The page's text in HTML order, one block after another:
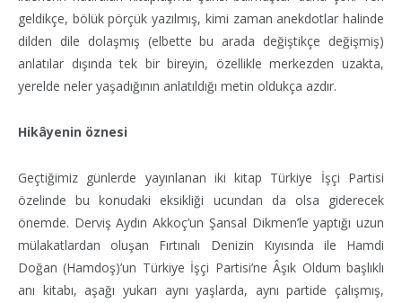
geldikçe, bölük pörçük yazılmış, kimi zaman anekdotlar halinde
dilden dile dolaşmış (elbette bu arada değiştikçe değişmiş)
anlatılar dışında tek bir bireyin, özellikle merkezden uzakta,
yerelde neler yaşadığının anlatıldığı metin oldukça azdır.
Hikâyenin öznesi
Geçtiğimiz günlerde yayınlanan iki kitap Türkiye İşçi Partisi
özelinde bu konudaki eksikliği ucundan da olsa giderecek
önemde. Derviş Aydın Akkoç’un Şansal Dikmen’le yaptığı uzun
mülakatlardan oluşan Fırtınalı Denizin Kıyısında ile Hamdi
Doğan (Hamdoş)’un Türkiye İşçi Partisi’ne Âşık Oldum başlıklı
anı kitabı, aşağı yukarı aynı yaşlarda, aynı partide çalışmış,